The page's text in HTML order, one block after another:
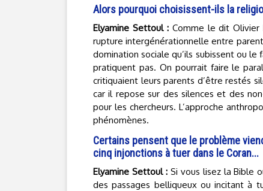
Alors pourquoi choisissent-ils la
Elyamine Settoul :Comme le dit Olivier
rupture intergénérationnelle entre
domination sociale qu’ils subissent ou
pratiquent pas. On pourrait faire le
critiquaient leurs parents d’être restés
car il repose sur des silences et des
pour les chercheurs. L’approche
phénomènes.
Certains pensent que le problème
cinq injonctions à tuer dans le Coran...
Elyamine Settoul :Si vous lisez la Bible
des passages belliqueux ou incitant à